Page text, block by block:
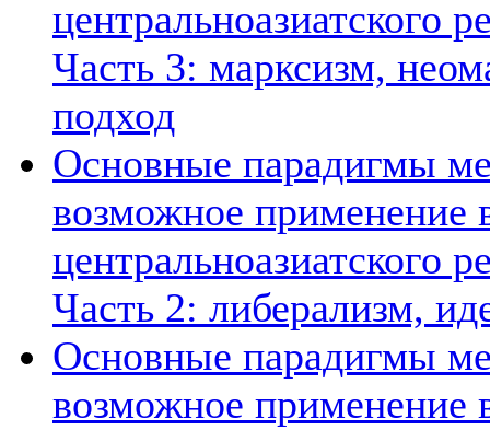
центральноазиатского
Часть 3: марксизм,
подход
Основные парадигмы
возможное применение
центральноазиатского
Часть 2: либерализм,
Основные парадигмы
возможное применение